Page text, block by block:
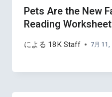
Pets Are the New
Reading
による 18K Staff 7月 11,